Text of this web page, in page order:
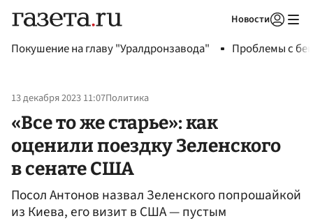
Новости
Покушение на главу "Уралдронзавода" Проблемы с
13 декабря 2023 11:07Политика
«Все то же старье»: как
оценили поездку Зеленского
в сенате США
Посол Антонов назвал Зеленского попрошайкой
из Киева, его визит в США — пустым